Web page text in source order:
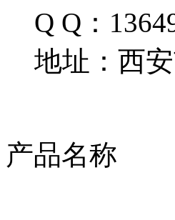
Q Q：
地址：西
产品名称